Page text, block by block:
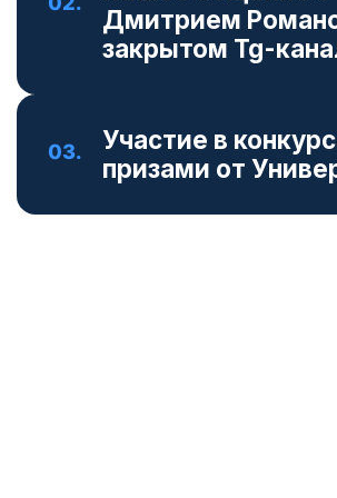
ОТВЕТЬТЕ НА 6 ВОПРОСОВ, ЧТОБЫ
ЗАРЕГИСТРИРОВАТЬСЯИ ВСТУПИТЬ В
ЗАКРЫТЫЙ TG-КАНАЛ